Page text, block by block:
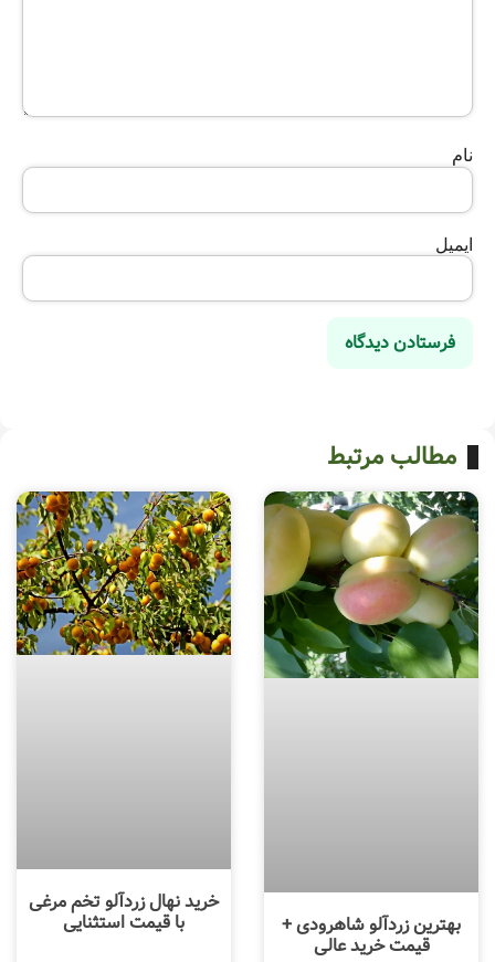
نام
ایمیل
مطالب مرتبط
بهترین زردآلو شاهرودی +
قیمت خرید عالی
خرید نهال زردآلو تخم مرغی
با قیمت استثنایی